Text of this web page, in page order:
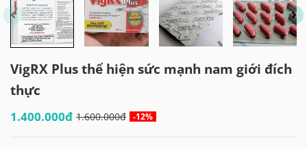
VigRX Plus thể hiện sức mạnh nam giới đích
thực
1.400.000đ 1.600.000đ -12%